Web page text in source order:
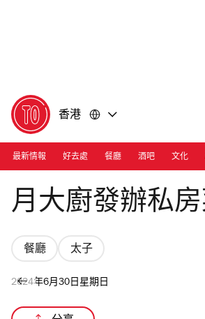
香港
最新情報 好去處 餐廳 酒吧 文化
Photograph: Ann Chiu
月大廚發辦私
餐廳 太子
2024年6月30日星期日